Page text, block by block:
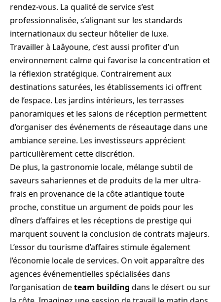
rendez-vous. La qualité de service s’est
professionnalisée, s’alignant sur les standards
internationaux du secteur hôtelier de luxe.
Travailler à Laâyoune, c’est aussi profiter d’un
environnement calme qui favorise la concentration et
la réflexion stratégique. Contrairement aux
destinations saturées, les établissements ici offrent
de l’espace. Les jardins intérieurs, les terrasses
panoramiques et les salons de réception permettent
d’organiser des événements de réseautage dans une
ambiance sereine. Les investisseurs apprécient
particulièrement cette discrétion.
De plus, la gastronomie locale, mélange subtil de
saveurs sahariennes et de produits de la mer ultra-
frais en provenance de la côte atlantique toute
proche, constitue un argument de poids pour les
dîners d’affaires et les réceptions de prestige qui
marquent souvent la conclusion de contrats majeurs.
L’essor du tourisme d’affaires stimule également
l’économie locale de services. On voit apparaître des
agences événementielles spécialisées dans
l’organisation deteam building dans le désert ou sur